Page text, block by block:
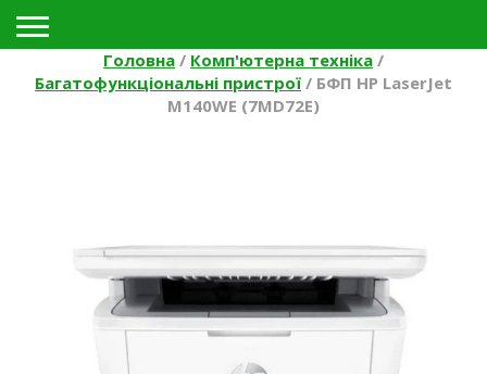
Головна / Комп'ютерна техніка /
Багатофункціональні пристрої / БФП HP LaserJet
M140WE (7MD72E)